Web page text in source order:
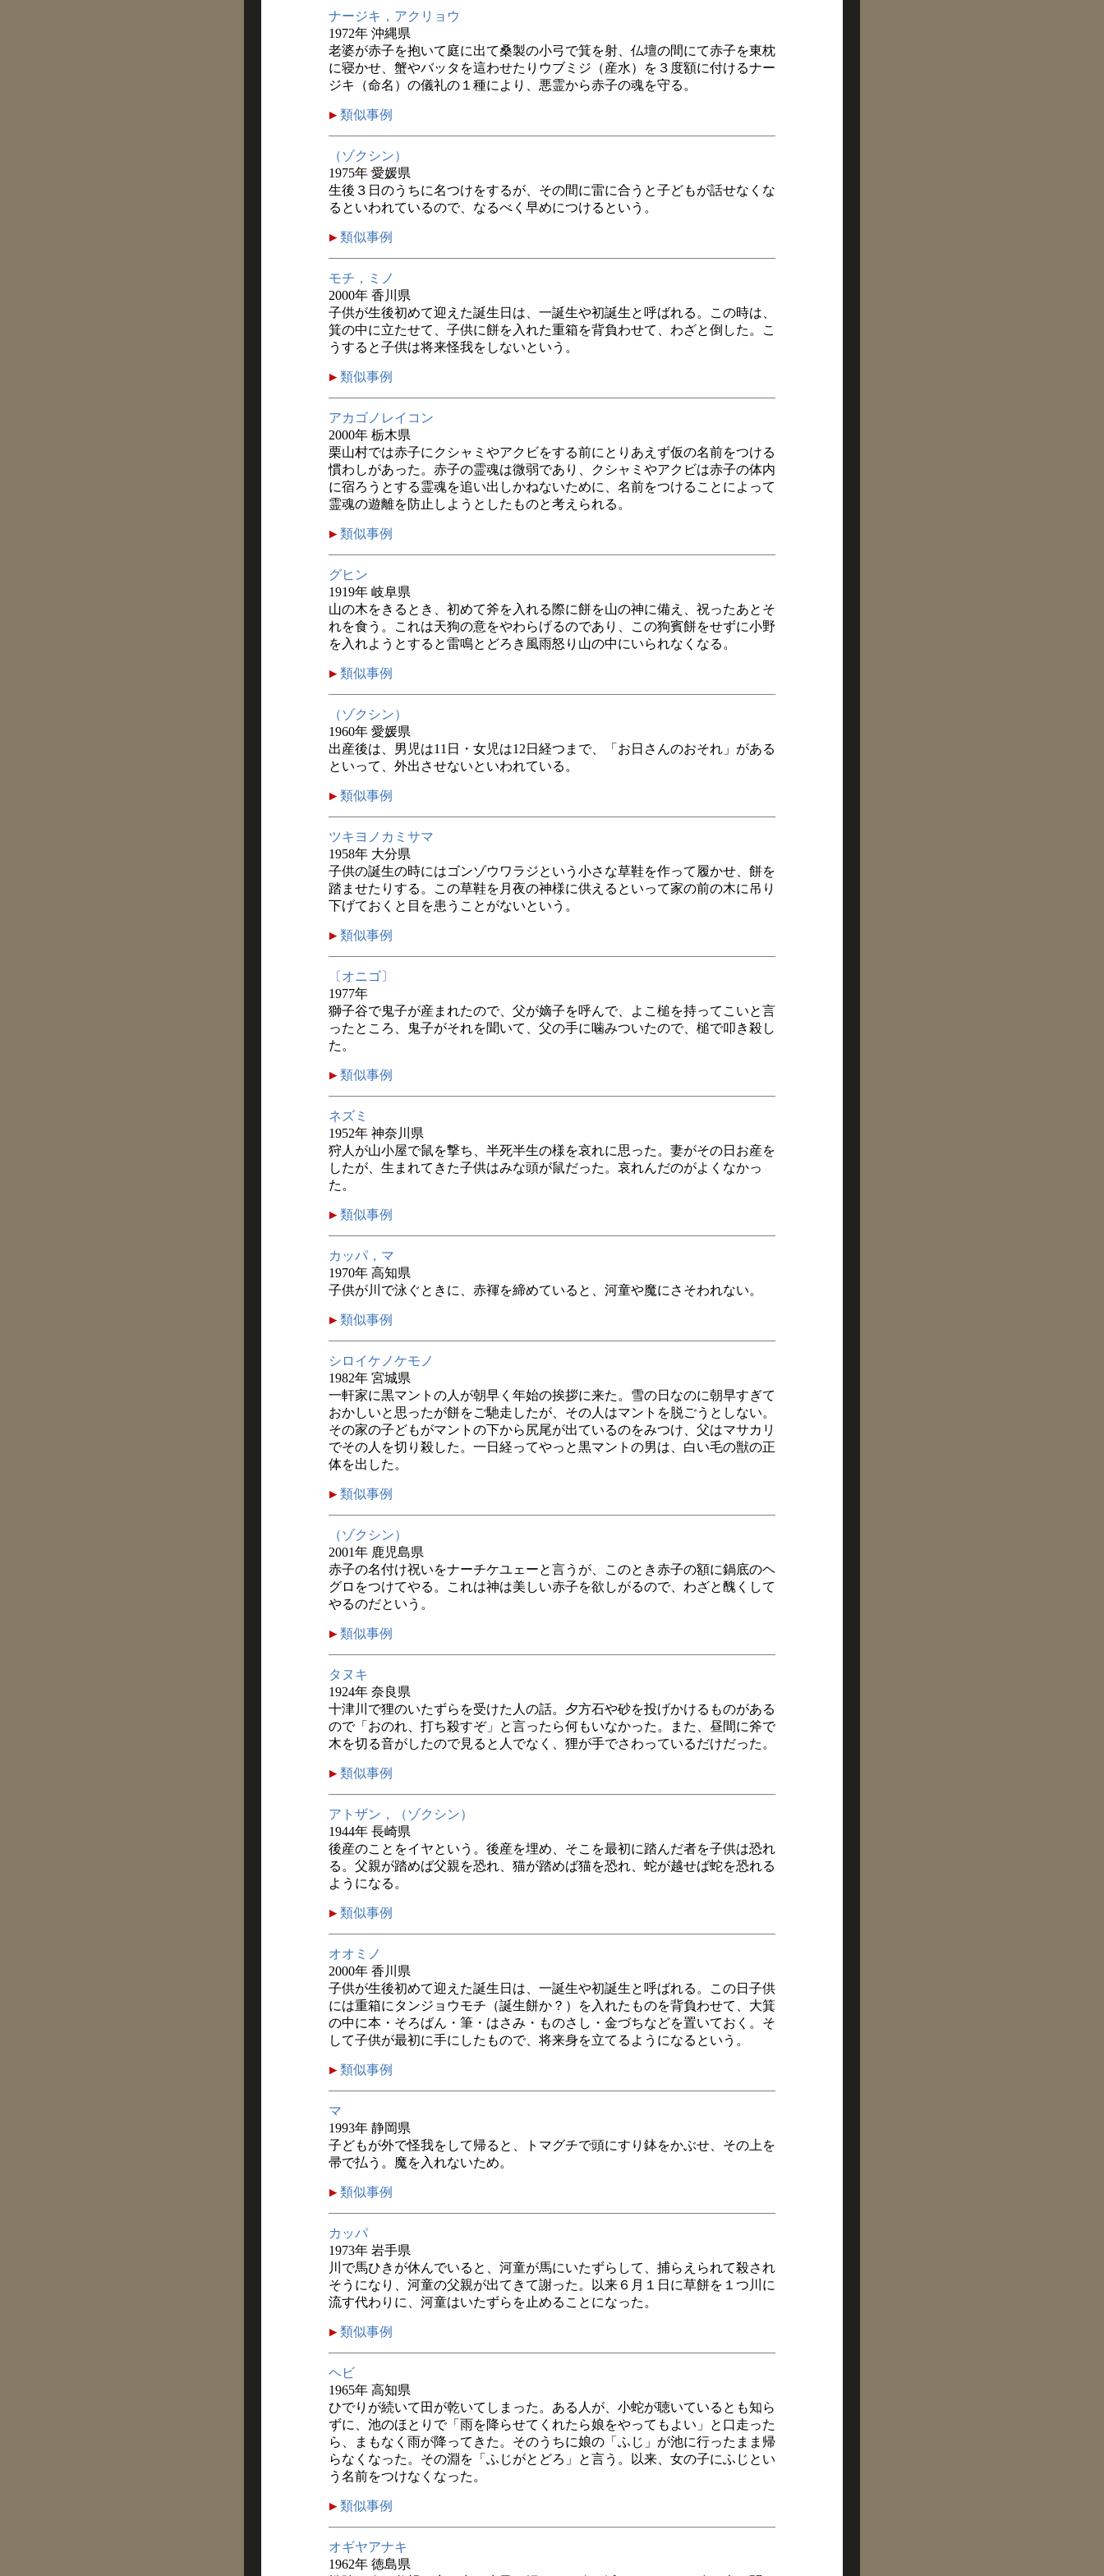
ナージキ，アクリョウ
1972年 沖縄県
老婆が赤子を抱いて庭に出て桑製の小弓で箕を射、仏壇の間にて赤子を東枕
に寝かせ、蟹やバッタを這わせたりウブミジ（産水）を３度額に付けるナー
ジキ（命名）の儀礼の１種により、悪霊から赤子の魂を守る。
類似事例
（ゾクシン）
1975年 愛媛県
生後３日のうちに名つけをするが、その間に雷に合うと子どもが話せなくな
るといわれているので、なるべく早めにつけるという。
類似事例
モチ，ミノ
2000年 香川県
子供が生後初めて迎えた誕生日は、一誕生や初誕生と呼ばれる。この時は、
箕の中に立たせて、子供に餅を入れた重箱を背負わせて、わざと倒した。こ
うすると子供は将来怪我をしないという。
類似事例
アカゴノレイコン
2000年 栃木県
栗山村では赤子にクシャミやアクビをする前にとりあえず仮の名前をつける
慣わしがあった。赤子の霊魂は微弱であり、クシャミやアクビは赤子の体内
に宿ろうとする霊魂を追い出しかねないために、名前をつけることによって
霊魂の遊離を防止しようとしたものと考えられる。
類似事例
グヒン
1919年 岐阜県
山の木をきるとき、初めて斧を入れる際に餅を山の神に備え、祝ったあとそ
れを食う。これは天狗の意をやわらげるのであり、この狗賓餅をせずに小野
を入れようとすると雷鳴とどろき風雨怒り山の中にいられなくなる。
類似事例
（ゾクシン）
1960年 愛媛県
出産後は、男児は11日・女児は12日経つまで、「お日さんのおそれ」がある
といって、外出させないといわれている。
類似事例
ツキヨノカミサマ
1958年 大分県
子供の誕生の時にはゴンゾウワラジという小さな草鞋を作って履かせ、餅を
踏ませたりする。この草鞋を月夜の神様に供えるといって家の前の木に吊り
下げておくと目を患うことがないという。
類似事例
〔オニゴ〕
1977年
獅子谷で鬼子が産まれたので、父が嫡子を呼んで、よこ槌を持ってこいと言
ったところ、鬼子がそれを聞いて、父の手に噛みついたので、槌で叩き殺し
た。
類似事例
ネズミ
1952年 神奈川県
狩人が山小屋で鼠を撃ち、半死半生の様を哀れに思った。妻がその日お産を
したが、生まれてきた子供はみな頭が鼠だった。哀れんだのがよくなかっ
た。
類似事例
カッパ，マ
1970年 高知県
子供が川で泳ぐときに、赤褌を締めていると、河童や魔にさそわれない。
類似事例
シロイケノケモノ
1982年 宮城県
一軒家に黒マントの人が朝早く年始の挨拶に来た。雪の日なのに朝早すぎて
おかしいと思ったが餅をご馳走したが、その人はマントを脱ごうとしない。
その家の子どもがマントの下から尻尾が出ているのをみつけ、父はマサカリ
でその人を切り殺した。一日経ってやっと黒マントの男は、白い毛の獣の正
体を出した。
類似事例
（ゾクシン）
2001年 鹿児島県
赤子の名付け祝いをナーチケユェーと言うが、このとき赤子の額に鍋底のヘ
グロをつけてやる。これは神は美しい赤子を欲しがるので、わざと醜くして
やるのだという。
類似事例
タヌキ
1924年 奈良県
十津川で狸のいたずらを受けた人の話。夕方石や砂を投げかけるものがある
ので「おのれ、打ち殺すぞ」と言ったら何もいなかった。また、昼間に斧で
木を切る音がしたので見ると人でなく、狸が手でさわっているだけだった。
類似事例
アトザン，（ゾクシン）
1944年 長崎県
後産のことをイヤという。後産を埋め、そこを最初に踏んだ者を子供は恐れ
る。父親が踏めば父親を恐れ、猫が踏めば猫を恐れ、蛇が越せば蛇を恐れる
ようになる。
類似事例
オオミノ
2000年 香川県
子供が生後初めて迎えた誕生日は、一誕生や初誕生と呼ばれる。この日子供
には重箱にタンジョウモチ（誕生餅か？）を入れたものを背負わせて、大箕
の中に本・そろばん・筆・はさみ・ものさし・金づちなどを置いておく。そ
して子供が最初に手にしたもので、将来身を立てるようになるという。
類似事例
マ
1993年 静岡県
子どもが外で怪我をして帰ると、トマグチで頭にすり鉢をかぶせ、その上を
帚で払う。魔を入れないため。
類似事例
カッパ
1973年 岩手県
川で馬ひきが休んでいると、河童が馬にいたずらして、捕らえられて殺され
そうになり、河童の父親が出てきて謝った。以来６月１日に草餅を１つ川に
流す代わりに、河童はいたずらを止めることになった。
類似事例
ヘビ
1965年 高知県
ひでりが続いて田が乾いてしまった。ある人が、小蛇が聴いているとも知ら
ずに、池のほとりで「雨を降らせてくれたら娘をやってもよい」と口走った
ら、まもなく雨が降ってきた。そのうちに娘の「ふじ」が池に行ったまま帰
らなくなった。その淵を「ふじがとどろ」と言う。以来、女の子にふじとい
う名前をつけなくなった。
類似事例
オギヤアナキ
1962年 徳島県